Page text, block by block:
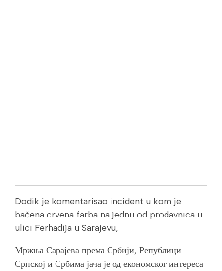
Dodik je komentarisao incident u kom je
bačena crvena farba na jednu od prodavnica u
ulici Ferhadija u Sarajevu,
Мржња Сарајева према Србији, Републици
Српској и Србима јача је од економског интереса